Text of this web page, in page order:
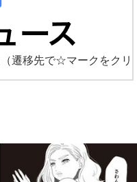
（遷移先で☆マークをクリ